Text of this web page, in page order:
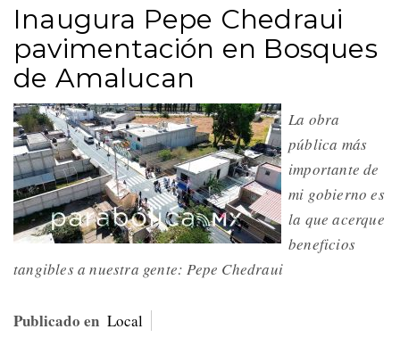
Inaugura Pepe Chedraui
pavimentación en Bosques
de Amalucan
La obra
pública más
importante de
mi gobierno es
la que acerque
beneficios
tangibles a nuestra gente: Pepe Chedraui
Publicado en Local